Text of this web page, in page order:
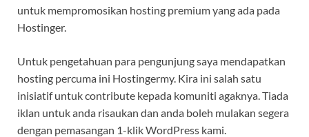
untuk mempromosikan hosting premium yang ada pada
Hostinger.
Untuk pengetahuan para pengunjung saya mendapatkan
hosting percuma ini Hostingermy. Kira ini salah satu
inisiatif untuk contribute kepada komuniti agaknya. Tiada
iklan untuk anda risaukan dan anda boleh mulakan segera
dengan pemasangan 1-klik WordPress kami.